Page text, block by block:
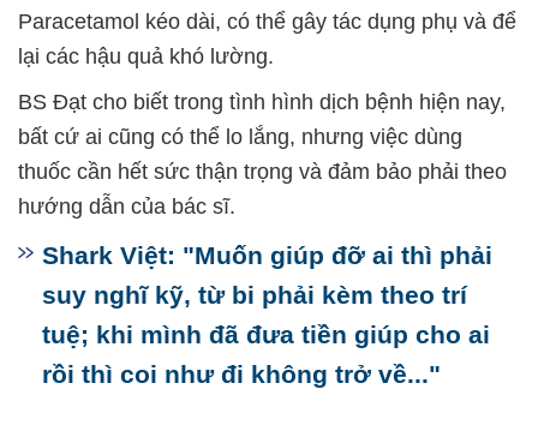
Paracetamol kéo dài, có thể gây tác dụng phụ và để
lại các hậu quả khó lường.
BS Đạt cho biết trong tình hình dịch bệnh hiện nay,
bất cứ ai cũng có thể lo lắng, nhưng việc dùng
thuốc cần hết sức thận trọng và đảm bảo phải theo
hướng dẫn của bác sĩ.
Shark Việt: "Muốn giúp đỡ ai thì phải
suy nghĩ kỹ, từ bi phải kèm theo trí
tuệ; khi mình đã đưa tiền giúp cho ai
rồi thì coi như đi không trở về..."